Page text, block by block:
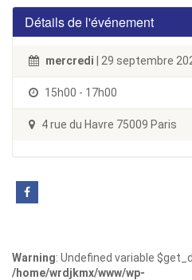
Détails de l'événement
mercredi | 29 septembre
15h00 - 17h00
4 rue du Havre 75009 Paris
Warning: Undefined variable
/home/wrdjkmx/www/wp-